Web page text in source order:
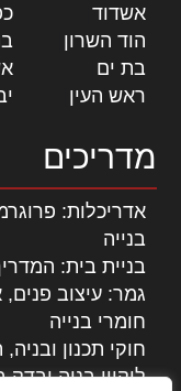
אשדוד
הוד השרון
בת ים
ראש העין
מדריכים
אדריכלות:
בנייה
בניית בית:
גמר: עיצוב פנים,
חומרי בנייה
חוקי תכנון
ליקויי בניה ובדק